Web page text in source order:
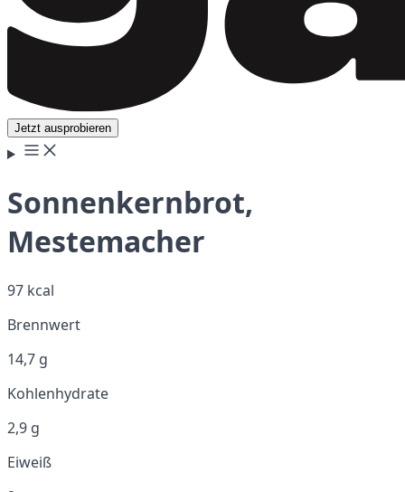
Jetzt ausprobieren
Sonnenkernbrot,
Mestemacher
97 kcal
Brennwert
14,7 g
Kohlenhydrate
2,9 g
Eiweiß